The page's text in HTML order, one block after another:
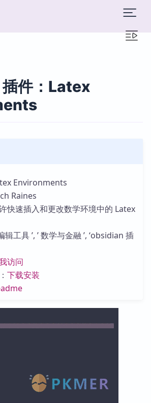
件：Latex
Environments
Raines
快速插入和更改数学环境中的 Latex
辑工具 ’, ’ 数学与金融 ’, ‘obsidian 插
访问
下载安装